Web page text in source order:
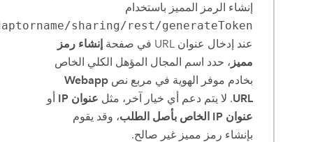
إنشاء الرمز المميز باستخدام
sharing/rest/generateToken
عند إدخال عنوان URL في صفحة
إنشاء رمز
مميز ، حدد اسم المجال المؤهل الكلي الخاص
بخادم موفر الهوية في مربع نص Webapp
URL. لا يتم دعم أي خيار آخر، مثل عنوان IP
أو
عنوان IP الخاص بأصل الطلب
، وقد يقوم
بإنشاء رمز مميز غير صالح.